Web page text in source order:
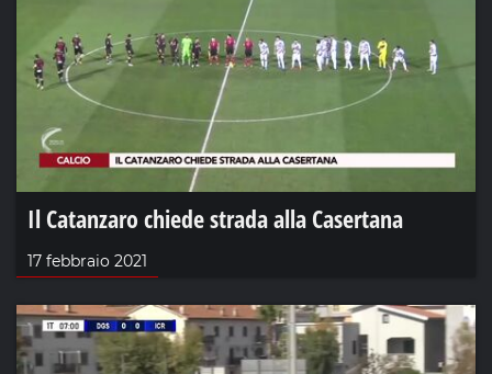
Il Catanzaro chiede strada alla Casertana
17 febbraio 2021